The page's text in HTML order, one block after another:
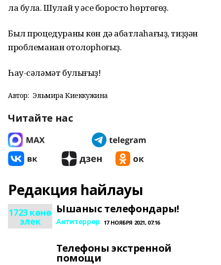
ла була. Шулай уҡ әсе боросто һөртөгөҙ.
Был процедураны көн дә ҡабатлаһағыҙ, тиҙҙән
проблеманан ҡотолорһоғыҙ.
Һау-сәләмәт булығыҙ!
Автор: Эльмира Киеккужина
Читайте нас
Редакция һайлауы
1723 көнө
элек
Ышаныс телефондары!
Антитеррор 17 НОЯБРЯ 2021, 07:16
Телефоны экстренной
помощи